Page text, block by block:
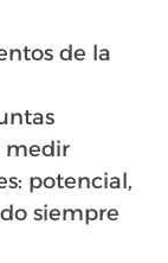
de la
medir
potencial,
siempre